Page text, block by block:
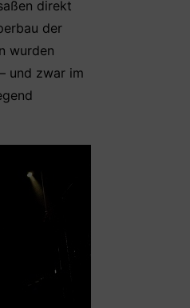
direkt
der
wurden
und zwar im